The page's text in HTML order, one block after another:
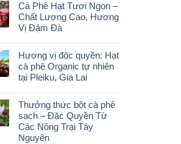
Cà Phê Hạt Tươi Ngon –
Chất Lượng Cao, Hương
Vị Đậm Đà
Hương vị độc quyền: Hạt
cà phê Organic tự nhiên
tại Pleiku, Gia Lai
Thưởng thức bột cà phê
sạch – Đặc Quyền Từ
Các Nông Trại Tây
Nguyên